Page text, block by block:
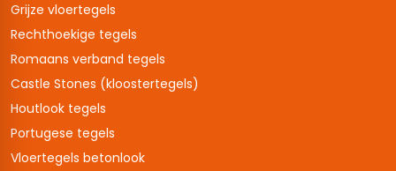
Grijze vloertegels
Rechthoekige tegels
Romaans verband tegels
Castle Stones (kloostertegels)
Houtlook tegels
Portugese tegels
Vloertegels betonlook